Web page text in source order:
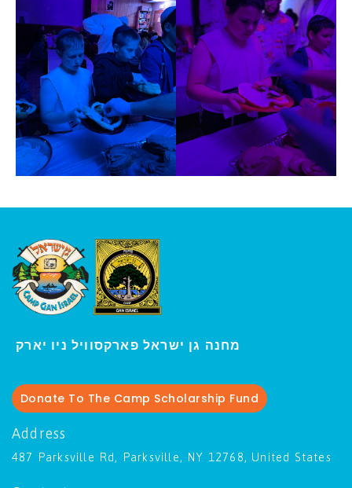
מחנה גן ישראל פארקסוויל ני
Donate To The Camp Scholarship Fund
Address
487 Parksville Rd, Parksville, NY 12768, United States